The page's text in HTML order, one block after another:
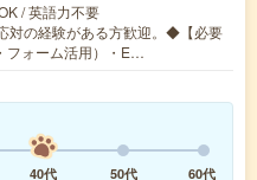
/ 英語力不要
の経験がある方歓迎。◆【必要
フォーム活用）・E…
40代 50代 60代